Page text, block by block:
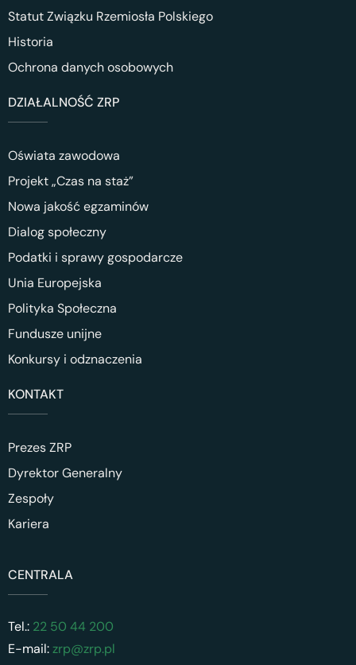
Statut Związku Rzemiosła Polskiego
Historia
Ochrona danych osobowych
DZIAŁALNOŚĆ ZRP
Oświata zawodowa
Projekt „Czas na staż”
Nowa jakość egzaminów
Dialog społeczny
Podatki i sprawy gospodarcze
Unia Europejska
Polityka Społeczna
Fundusze unijne
Konkursy i odznaczenia
KONTAKT
Prezes ZRP
Dyrektor Generalny
Zespoły
Kariera
CENTRALA
Tel.: 22 50 44 200
E-mail:zrp@zrp.pl